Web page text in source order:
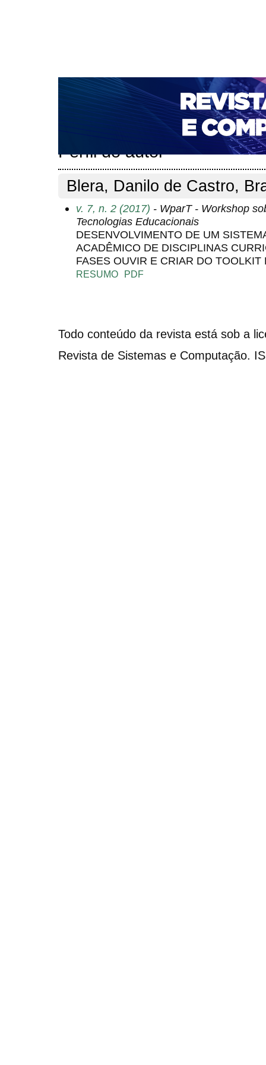
CAPA SOBRE ACESSO CADASTRO
NOTÍCIAS
PORTAL DE REVISTAS DA UNIFACS
PARA AVALIADORES
NOVA SUBMISSÃO
Perfil do autor
Blera, Danilo de Castro,
v. 7, n. 2 (2017) - WparT - Workshop
Tecnologias Educacionais
DESENVOLVIMENTO DE UM
ACADÊMICO DE DISCIPLINAS
FASES OUVIR E CRIAR DO TOOLKIT
RESUMO PDF
Todo conteúdo da revista está sob a
Revista de Sistemas e Computação.